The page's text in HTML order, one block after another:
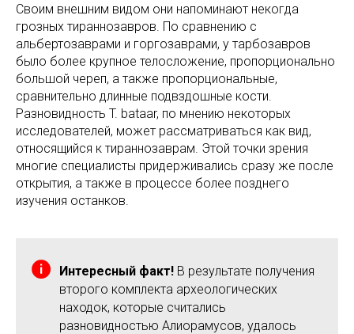
Своим внешним видом они напоминают некогда
грозных тираннозавров. По сравнению с
альбертозаврами и горгозаврами, у тарбозавров
было более крупное телосложение, пропорционально
большой череп, а также пропорциональные,
сравнительно длинные подвздошные кости.
Разновидность T. bataar, по мнению некоторых
исследователей, может рассматриваться как вид,
относящийся к тираннозаврам. Этой точки зрения
многие специалисты придерживались сразу же после
открытия, а также в процессе более позднего
изучения останков.
Интересный факт! В результате получения
второго комплекта археологических
находок, которые считались
разновидностью Алиорамусов, удалось